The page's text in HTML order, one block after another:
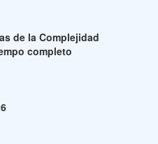
de la Complejidad
completo